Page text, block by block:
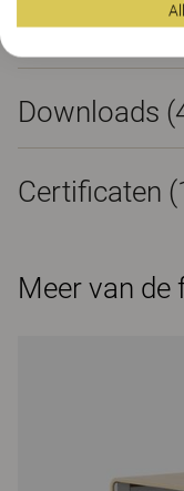
Materialen
Downloads (
Certificaten (
Meer van de